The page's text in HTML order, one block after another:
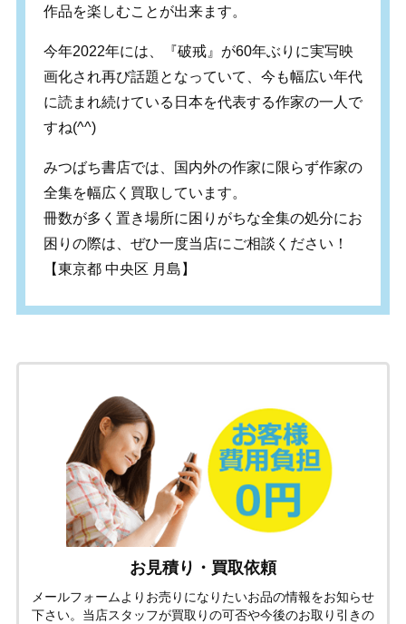
作品を楽しむことが出来ます。
今年2022年には、『破戒』が60年ぶりに実写映
画化され再び話題となっていて、今も幅広い年代
に読まれ続けている日本を代表する作家の一人で
すね(^^)
みつばち書店では、国内外の作家に限らず作家の
全集を幅広く買取しています。
冊数が多く置き場所に困りがちな全集の処分にお
困りの際は、ぜひ一度当店にご相談ください！
【東京都 中央区 月島】
お見積り・買取依頼
メールフォームよりお売りになりたいお品の情報をお知らせ
下さい。当店スタッフが買取りの可否や今後のお取り引きの